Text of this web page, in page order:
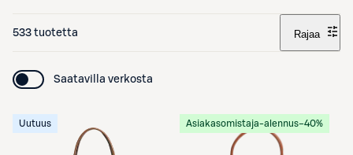
533 tuotetta Rajaa
Saatavilla verkosta
Uutuus Asiakasomistaja-alennus−40%